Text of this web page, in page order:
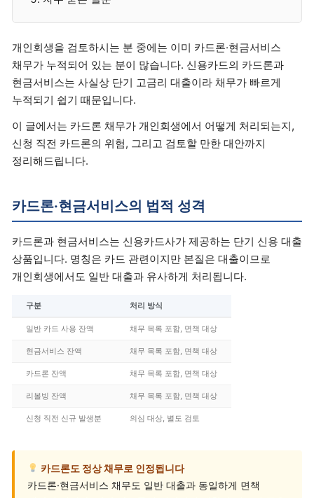
개인회생을 검토하시는 분 중에는 이미 카드론·현금서비스
채무가 누적되어 있는 분이 많습니다. 신용카드의 카드론과
현금서비스는 사실상 단기 고금리 대출이라 채무가 빠르게
누적되기 쉽기 때문입니다.
이 글에서는 카드론 채무가 개인회생에서 어떻게 처리되는지,
신청 직전 카드론의 위험, 그리고 검토할 만한 대안까지
정리해드립니다.
카드론·현금서비스의 법적 성격
카드론과 현금서비스는 신용카드사가 제공하는 단기 신용 대출
상품입니다. 명칭은 카드 관련이지만 본질은 대출이므로
개인회생에서도 일반 대출과 유사하게 처리됩니다.
구분 처리 방식
일반 카드 사용 잔액 채무 목록 포함, 면책 대상
현금서비스 잔액 채무 목록 포함, 면책 대상
카드론 잔액 채무 목록 포함, 면책 대상
리볼빙 잔액 채무 목록 포함, 면책 대상
신청 직전 신규 발생분 의심 대상, 별도 검토
카드론도 정상 채무로 인정됩니다
카드론·현금서비스 채무도 일반 대출과 동일하게 면책